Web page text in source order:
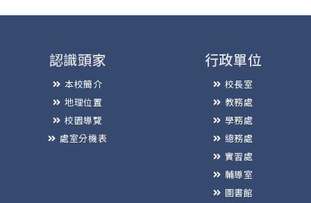
認識頭家
本校簡介
地理位置
校園導覽
處室分機表
行政單位
校長室
教務處
學務處
總務處
實習處
輔導室
圖書館